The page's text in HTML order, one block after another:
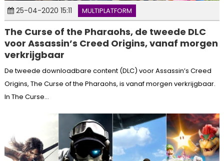
25-04-2020 15:11 MULTIPLATFORM
The Curse of the Pharaohs, de tweede DLC
voor Assassin’s Creed Origins, vanaf morgen
verkrijgbaar
De tweede downloadbare content (DLC) voor Assassin’s Creed
Origins, The Curse of the Pharaohs, is vanaf morgen verkrijgbaar.
In The Curse...